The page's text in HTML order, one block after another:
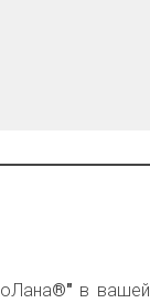
®" в вашей